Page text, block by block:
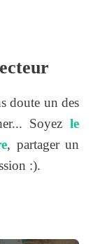
doute un des
Soyez le
, partager un
:).